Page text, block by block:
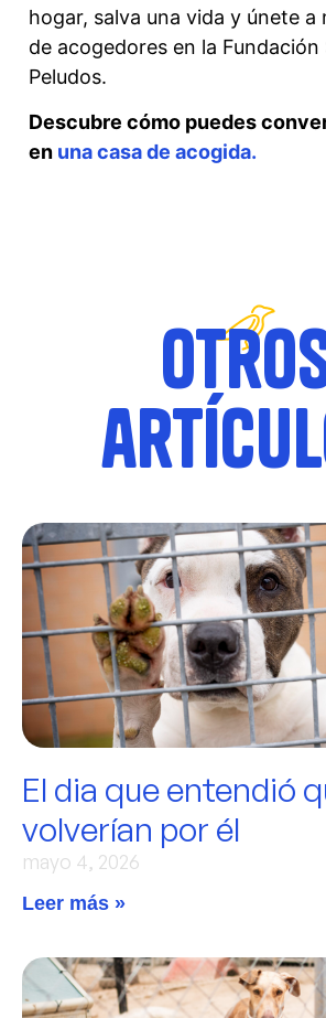
hogar, salva una vida y únete a
de acogedores en la Fundación
Peludos.
Descubre cómo puedes
en una casa de acogida.
El dia que entendió
volverían por él
mayo 4, 2026
Leer más »